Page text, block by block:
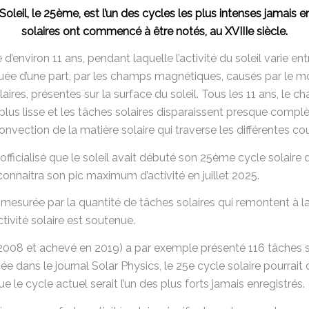
le 25ème, est l’un des cycles les plus intenses jamais
solaires ont commencé à être notés, au XVIIIe siècle.
11 ans, pendant laquelle l’activité du soleil varie
d’une part, par les champs magnétiques, causés par le
présentes sur la surface du soleil. Tous les 11 ans, le
lisse et les tâches solaires disparaissent presque
de la matière solaire qui traverse les différentes
que le soleil avait débuté son 25ème cycle solaire
son pic maximum d’activité en juillet 2025.
mesurée par la quantité de tâches solaires qui remontent à
solaire est soutenue.
et achevé en 2019) a par exemple présenté 116 tâches
dans le journal Solar Physics, le 25e cycle solaire
le cycle actuel serait l’un des plus forts jamais enregistrés.